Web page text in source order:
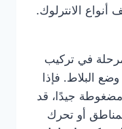
الانترلوك.
في تركيب
البلاط. فإذا
جيدًا، قد
أو تحرك